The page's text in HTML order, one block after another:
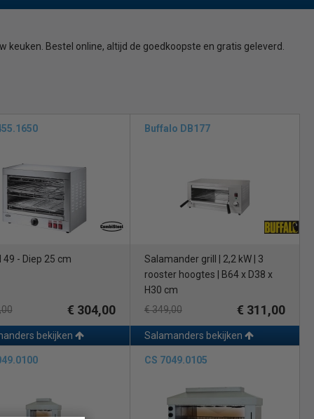
keuken. Bestel online, altijd de goedkoopste en gratis geleverd.
49 - Diep 25 cm
€ 304,00
bekijken
Buffalo DB177
Salamander grill | 2,2 kW | 3
rooster hoogtes | B64 x D38 x
H30 cm
€ 349,00
€ 311,00
Salamanders bekijken
CS 7049.0105